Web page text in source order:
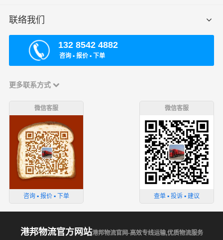
联络我们
132 8542 4882
咨询 ▪ 报价 ▪ 下单
更多联系方式
微信客服
咨询 ▪ 报价 ▪ 下单
微信客服
查单 ▪ 投诉 ▪ 建议
港邦物流官方网站港邦物流官网-高效专线运输,优质物流服务